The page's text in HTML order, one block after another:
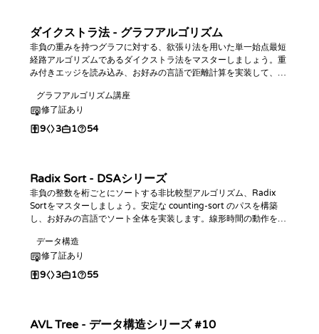
ダイクストラ法 - グラフアルゴリズム
非負の重みを持つグラフに対する、欲張り法を用いた単一始点最短
経路アルゴリズムであるダイクストラ法をマスターしましょう。重
み付きエッジを読み込み、お好みの言語で距離計算を実装して、2
グラフアルゴリズム講座
修了証あり
9 3 1 54
Radix Sort - DSAシリーズ
非負の整数を桁ごとにソートする非比較型アルゴリズム、Radix
Sortをマスターしましょう。安定な counting-sort のパスを構築
し、お好みの言語でソート全体を実装します。線形時間の動作を分
う。
データ構造
修了証あり
9 3 1 55
AVL Tree - データ構造シリーズ #10